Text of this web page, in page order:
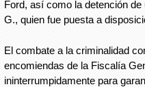
Ford, así como la detención
G., quien fue puesta a
El combate a la criminalidad
encomiendas de la Fiscalía
ininterrumpidamente para